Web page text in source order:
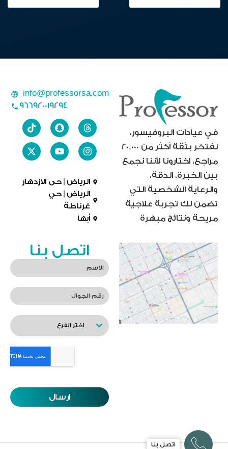
في عيادات البروفيسور،
نفتخر بثقة أكثر من 20,000
مراجع، اختارونا لأننا نجمع
بين الخبرة، الدقة،
والرعاية الشخصية التي
تضمن لك تجربة علاجية
مريحة ونتائج مبهرة
اتصل بنا
info@professorsa.com
966920019294
الرياض | حى الازدهار
الرياض | حي
غرناطة
أبها
اتصل بنا
اختر الفرع
ارسال